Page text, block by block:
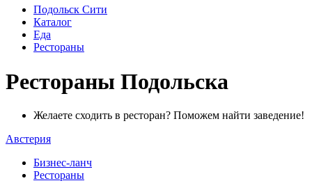
Подольск Сити
Каталог
Еда
Рестораны
Рестораны Подольска
Желаете сходить в ресторан? Поможем найти заведение!
Австерия
Бизнес-ланч
Рестораны